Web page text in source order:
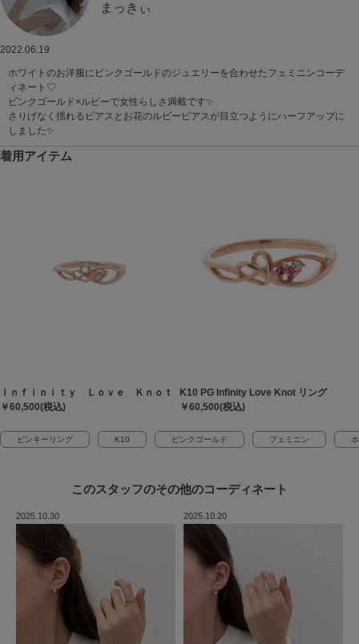
まっきぃ
2022.06.19
ホワイトのお洋服にピンクゴールドのジュエリーを合わせたフェミニンコーデ
ィネート♡
ピンクゴールド×ルビーで女性らしさ満載です✨
さりげなく揺れるピアスとお花のルビーピアスが目立つようにハーフアップに
しました✨
着用アイテム
Ｉｎｆｉｎｉｔｙ Ｌｏｖｅ Ｋｎｏｔ
￥60,500(税込)
K10 PG Infinity Love Knot リング
￥60,500(税込)
ピンキーリング K10 ピンクゴールド フェミニン
このスタッフのその他のコーディネート
2025.10.30 2025.10.20